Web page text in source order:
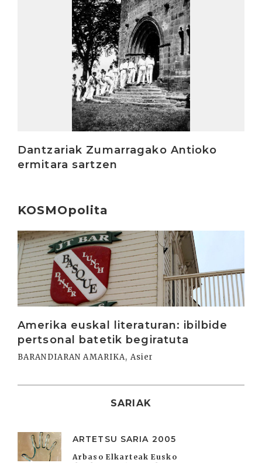
Dantzariak Zumarragako Antioko
ermitara sartzen
KOSMOpolita
Amerika euskal literaturan: ibilbide
pertsonal batetik begiratuta
BARANDIARAN AMARIKA, Asier
Irakurri
SARIAK
ARTETSU SARIA 2005
Arbaso Elkarteak Eusko